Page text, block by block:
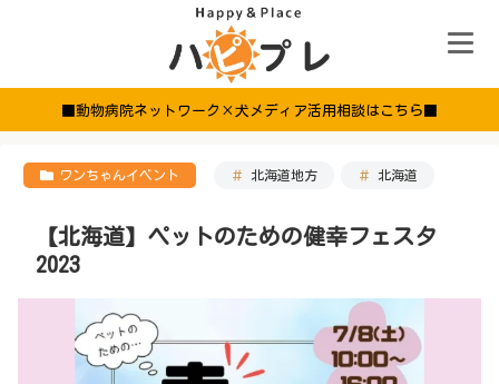
■動物病院ネットワーク×犬メディア活用相談はこちら■
ワンちゃんイベント 北海道地方 北海道
【北海道】ペットのための健幸フェスタ
2023